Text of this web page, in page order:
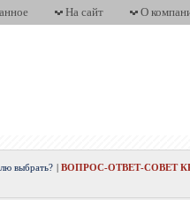
На сайт О
выбрать? |ВОПРОС-ОТВЕТ-СОВЕТ